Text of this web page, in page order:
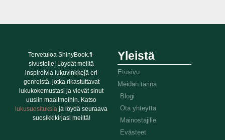
Tervetuloa ShinyBook.fi-
sivustolle! Löydät meiltä
inspiroivia lukuvinkkejä eri
genreistä, jotka rikastuttavat
lukukokemustasi ja vievät sinut
uusiin maailmoihin. Katso
lukusuosituksia ja löydä seuraava
suosikkikirjasi meiltä!
Yleistä
Etusivu
Meidän tarina
Blogi
Ota yhteyttä
Mainostajille
Evästeet